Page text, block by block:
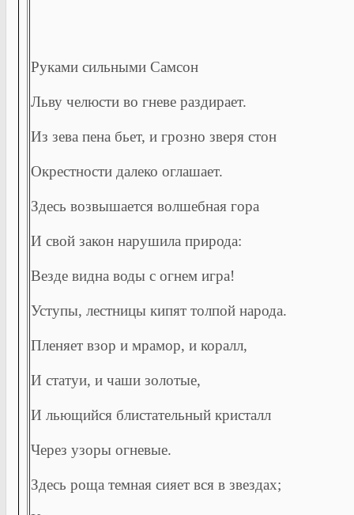
Руками сильными Самсон
Льву челюсти во гневе раздирает.
Из зева пена бьет, и грозно зверя стон
Окрестности далеко оглашает.
Здесь возвышается волшебная гора
И свой закон нарушила природа:
Везде видна воды с огнем игра!
Уступы, лестницы кипят толпой народа.
Пленяет взор и мрамор, и коралл,
И статуи, и чаши золотые,
И льющийся блистательный кристалл
Через узоры огневые.
Здесь роща темная сияет вся в звездах;